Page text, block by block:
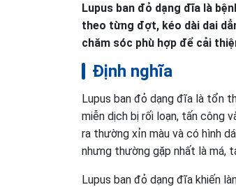
Lupus ban đỏ dạng đĩa là
theo từng đợt, kéo dài dai
chăm sóc phù hợp để cải
Định nghĩa
Lupus ban đỏ dạng đĩa là tổn
miễn dịch bị rối loạn, tấn công
ra thường xỉn màu và có hình
nhưng thường gặp nhất là má,
Lupus ban đỏ dạng đĩa khiến